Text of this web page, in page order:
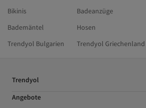
Bikinis
Badeanzüge
Bademäntel
Hosen
Trendyol Bulgarien
Trendyol Griechenland
Trendyol
Angebote